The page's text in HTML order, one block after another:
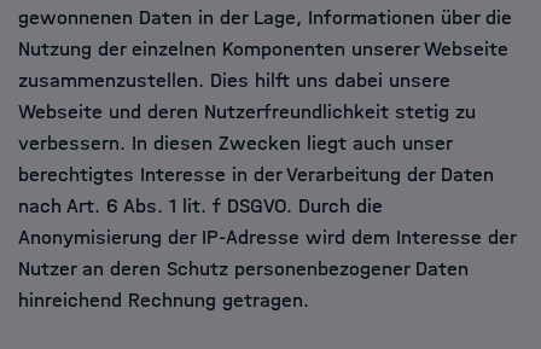
gewonnenen Daten in der Lage, Informationen über die
Nutzung der einzelnen Komponenten unserer Webseite
zusammenzustellen. Dies hilft uns dabei unsere
Webseite und deren Nutzerfreundlichkeit stetig zu
verbessern. In diesen Zwecken liegt auch unser
berechtigtes Interesse in der Verarbeitung der Daten
nach Art. 6 Abs. 1 lit. f DSGVO. Durch die
Anonymisierung der IP-Adresse wird dem Interesse der
Nutzer an deren Schutz personenbezogener Daten
hinreichend Rechnung getragen.